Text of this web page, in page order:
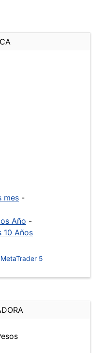
mes -
Año -
10 Años
MetaTrader 5